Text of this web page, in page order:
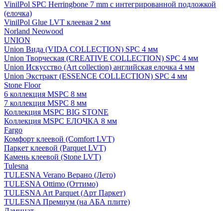
VinilPol SPC Herringbone 7 mm с интегрированной подложкой
(елочка)
VinilPol Glue LVT клеевая 2 мм
Norland Neowood
UNION
Union Вида (VIDA COLLECTION) SPC 4 мм
Union Творческая (CREATIVE COLLECTION) SPC 4 мм
Union Искусство (Art collection) английская елочка 4 мм
Union Экстракт (ESSENCE COLLECTION) SPC 4 мм
Stone Floor
6 коллекция MSPC 8 мм
7 коллекция MSPC 8 мм
Коллекция MSPC BIG STONE
Коллекция MSPC ЕЛОЧКА 8 мм
Fargo
Комфорт клеевой (Comfort LVT)
Паркет клеевой (Parquet LVT)
Камень клеевой (Stone LVT)
Tulesna
TULESNA Verano Верано (Лето)
TULESNA Ottimo (Оттимо)
TULESNA Art Parquet (Арт Паркет)
TULESNA Премиум (на АБА плите)